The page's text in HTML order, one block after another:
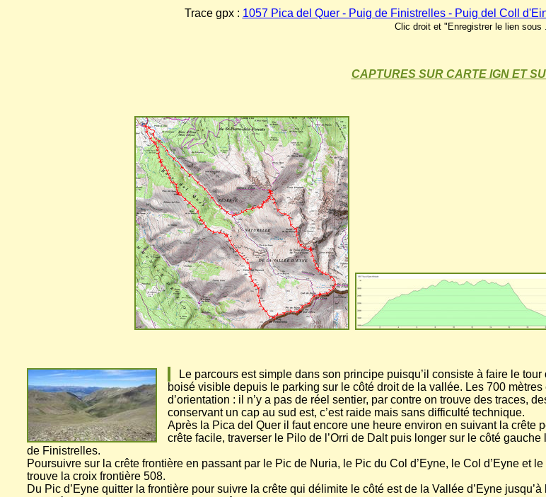
Trace gpx : 1057 Pica del Quer - Puig de Finistrelles - Puig del Coll
Clic droit et "Enregistrer le lien sous
CAPTURES SUR CARTE IGN ET
Le parcours est simple dans son principe puisqu’il consiste à faire le
boisé visible depuis le parking sur le côté droit de la vallée. Les 700
d’orientation : il n’y a pas de réel sentier, par contre on trouve des traces,
conservant un cap au sud est, c’est raide mais sans difficulté technique.
Après la Pica del Quer il faut encore une heure environ en suivant la
crête facile, traverser le Pilo de l’Orri de Dalt puis longer sur le côté
de Finistrelles.
Poursuivre sur la crête frontière en passant par le Pic de Nuria, le Pic du Col d’Eyne, le Col d’Eyne et
trouve la croix frontière 508.
Du Pic d’Eyne quitter la frontière pour suivre la crête qui délimite le côté est de la Vallée d’Eyne